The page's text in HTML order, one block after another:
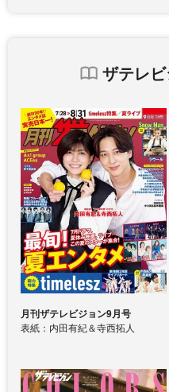
ザテレ
月刊ザテレビジョン9月号
表紙：内田有紀＆寺西拓人